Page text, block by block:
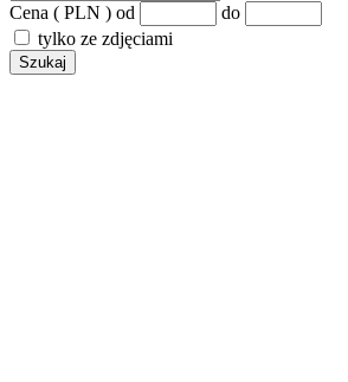
Cena ( PLN ) od
do
tylko ze zdjęciami
Szukaj